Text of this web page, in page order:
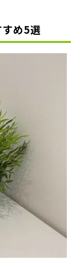
め5選